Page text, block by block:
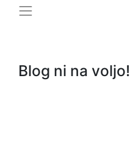
Blog ni na voljo!